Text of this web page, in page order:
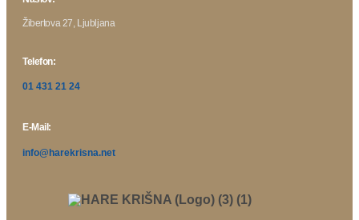
Žibertova 27, Ljubljana
Telefon:
01 431 21 24
E-Mail:
info@harekrisna.net